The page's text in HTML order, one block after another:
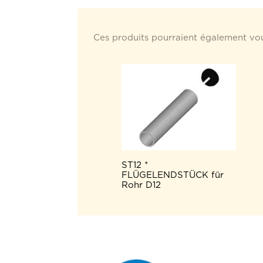
Ces produits pourraient également
ST12 *
FLÜGELENDSTÜCK für
Rohr D12